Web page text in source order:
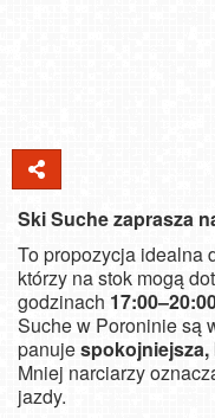
Ski Suche zaprasza
To propozycja idealna
którzy na stok mogą
godzinach
Suche w Poroninie są
panujespokojniejsza,
Mniej narciarzy
jazdy.